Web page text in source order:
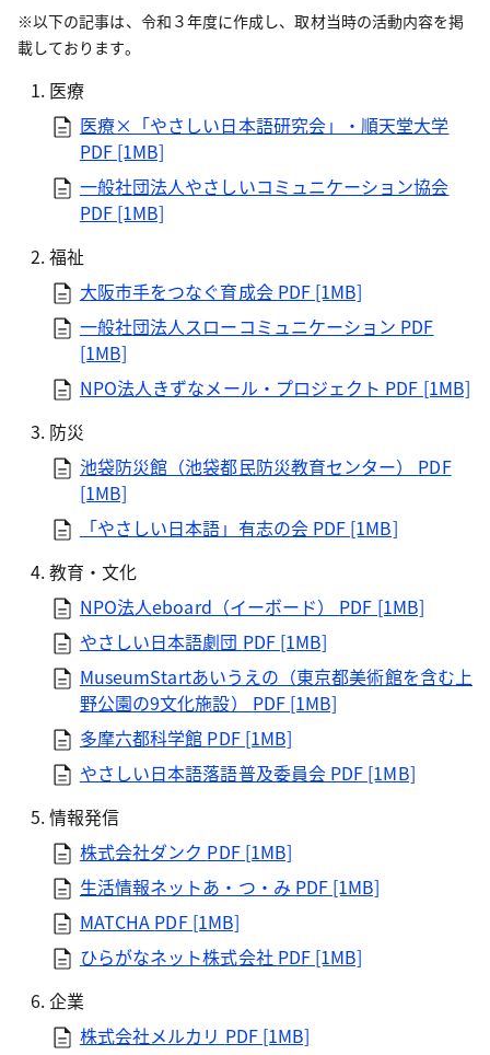
※以下の記事は、令和３年度に作成し、取材当時の活動内容を掲
載しております。
医療
医療×「やさしい日本語研究会」・順天堂大学
PDF [1MB]
一般社団法人やさしいコミュニケーション協会
PDF [1MB]
福祉
大阪市手をつなぐ育成会 PDF [1MB]
一般社団法人スローコミュニケーション PDF
[1MB]
NPO法人きずなメール・プロジェクト PDF [1MB]
防災
池袋防災館（池袋都民防災教育センター） PDF
[1MB]
「やさしい日本語」有志の会 PDF [1MB]
教育・文化
NPO法人eboard（イーボード） PDF [1MB]
やさしい日本語劇団 PDF [1MB]
MuseumStartあいうえの（東京都美術館を含む上
野公園の9文化施設） PDF [1MB]
多摩六都科学館 PDF [1MB]
やさしい日本語落語普及委員会 PDF [1MB]
情報発信
株式会社ダンク PDF [1MB]
生活情報ネットあ・つ・み PDF [1MB]
MATCHA PDF [1MB]
ひらがなネット株式会社 PDF [1MB]
企業
株式会社メルカリ PDF [1MB]